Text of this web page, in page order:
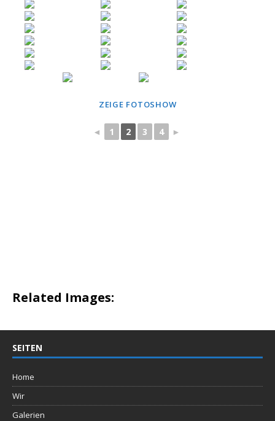
ZEIGE FOTOSHOW
◄ 1 2 3 4 ►
Related Images:
SEITEN
Home
Wir
Galerien